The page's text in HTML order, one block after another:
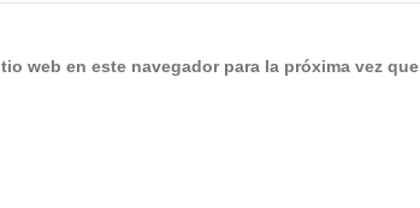
web en este navegador para la próxima vez que